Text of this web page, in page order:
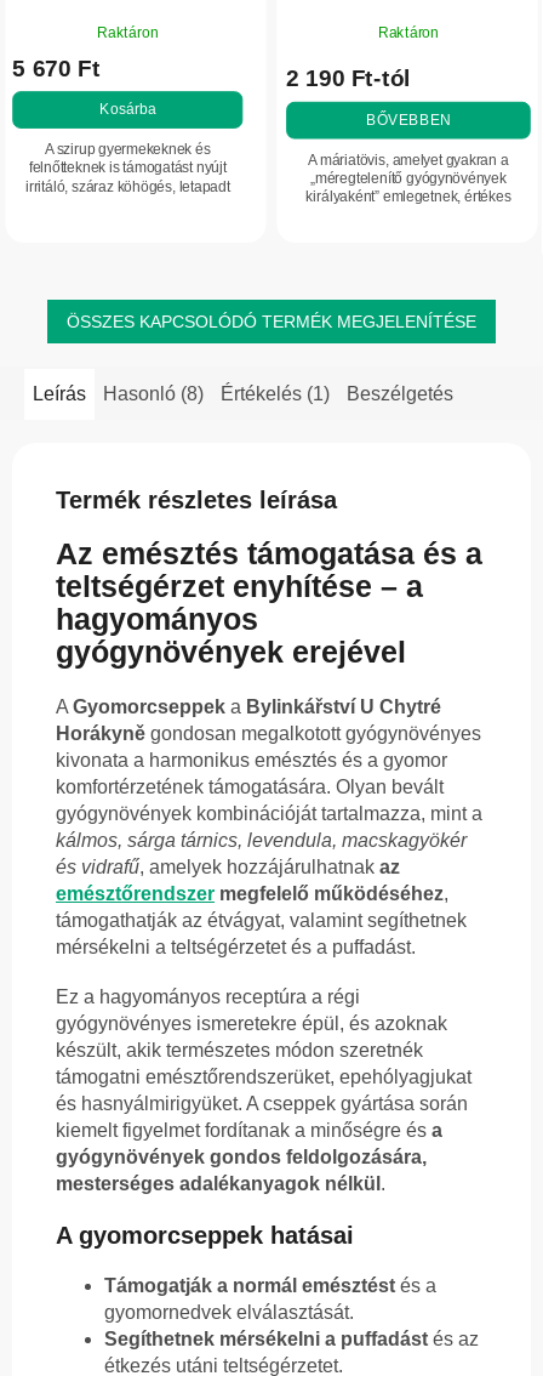
átlagos
értékelése
5,0
csillag.
Raktáron
5 670 Ft
Kosárba
A szirup gyermekeknek és
felnőtteknek is támogatást nyújt
irritáló, száraz köhögés, letapadt
Raktáron
2 190 Ft-tól
BŐVEBBEN
A máriatövis, amelyet gyakran a
„méregtelenítő gyógynövények
királyaként” emlegetnek, értékes
ÖSSZES KAPCSOLÓDÓ TERMÉK MEGJELENÍTÉSE
Leírás Hasonló (8) Értékelés (1) Beszélgetés
Termék részletes leírása
Az emésztés támogatása és a
teltségérzet enyhítése – a
hagyományos
gyógynövények erejével
A Gyomorcseppek a Bylinkářství U Chytré
Horákyně gondosan megalkotott gyógynövényes
kivonata a harmonikus emésztés és a gyomor
komfortérzetének támogatására. Olyan bevált
gyógynövények kombinációját tartalmazza, mint a
kálmos, sárga tárnics, levendula, macskagyökér
és vidrafű, amelyek hozzájárulhatnak az
emésztőrendszer megfelelő működéséhez,
támogathatják az étvágyat, valamint segíthetnek
mérsékelni a teltségérzetet és a puffadást.
Ez a hagyományos receptúra a régi
gyógynövényes ismeretekre épül, és azoknak
készült, akik természetes módon szeretnék
támogatni emésztőrendszerüket, epehólyagjukat
és hasnyálmirigyüket. A cseppek gyártása során
kiemelt figyelmet fordítanak a minőségre és a
gyógynövények gondos feldolgozására,
mesterséges adalékanyagok nélkül .
A gyomorcseppek hatásai
Támogatják a normál emésztést és a
gyomornedvek elválasztását.
Segíthetnek mérsékelni a puffadást és az
étkezés utáni teltségérzetet.